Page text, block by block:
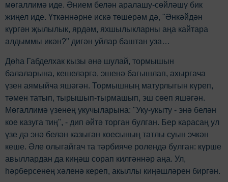
мөгаллимә иде. Әнием белән аралашу-сөйләшү бик
жиңел иде. Үткәннәрне искә төшерәм дә, "Әнкәйдән
күргән җылылык, ярдәм, яхшылыкларны аңа кайтара
алдыммы икән?" дигән уйлар баштан уза…
Дөһа Габделхак кызы әнә шулай, тормышын
балаларына, кешеләргә, эшенә багышлап, ахыргача
үзен аямыйча яшәгән. Тормышның матурлыгын күреп,
тәмен татып, тырышып-тырмашып, эш сөеп яшәгән.
Мөгаллимә үзенең укучыларына: "Уку-укыту - энә белән
кое казуга тиң", - дип әйтә торган булган. Бер карасаң ул
үзе дә энә белән казыган коесының татлы суын эчкән
кеше. Әле олыгайгач та тәрбияче ролендә булган: күрше
авыллардан да киңәш сорап килгәннәр аңа. Ул,
hәрберсенең хәленә кереп, акыллы киңәшләрен биргән.